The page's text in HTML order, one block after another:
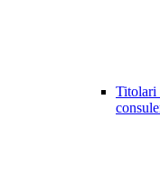
Titolari